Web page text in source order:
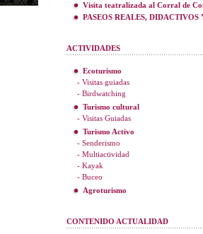
Visita teatralizada al Corral de
PASEOS REALES,
ACTIVIDADES
Ecoturismo
- Visitas guiadas
- Birdwatching
Turismo cultural
- Visitas Guiadas
Turismo Activo
- Senderismo
- Multiactividad
- Kayak
- Buceo
Agroturismo
CONTENIDO ACTUALIDAD